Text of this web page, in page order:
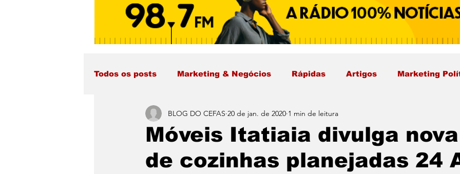
Todos os posts Marketing & Negócios Rápidas Artigos Marketing
Móveis Itatiaia divulga
de cozinhas planejadas 24
BLOG DO CEFAS 20 de jan. de 2020 1 min de leitura